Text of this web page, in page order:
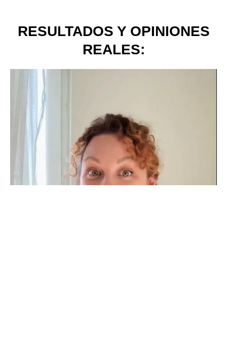
RESULTADOS Y OPINIONES
REALES: